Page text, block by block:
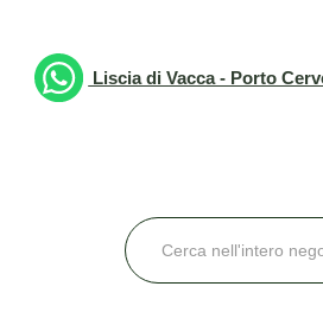
Liscia di Vacca - Porto
Cerca
Prodotto